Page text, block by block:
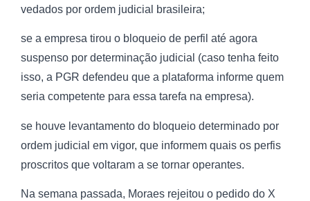
vedados por ordem judicial brasileira;
se a empresa tirou o bloqueio de perfil até agora
suspenso por determinação judicial (caso tenha feito
isso, a PGR defendeu que a plataforma informe quem
seria competente para essa tarefa na empresa).
se houve levantamento do bloqueio determinado por
ordem judicial em vigor, que informem quais os perfis
proscritos que voltaram a se tornar operantes.
Na semana passada, Moraes rejeitou o pedido do X